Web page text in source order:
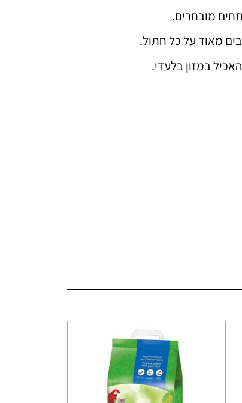
מובחרים.
מאוד על כל חתול.
במזון בלעדי.